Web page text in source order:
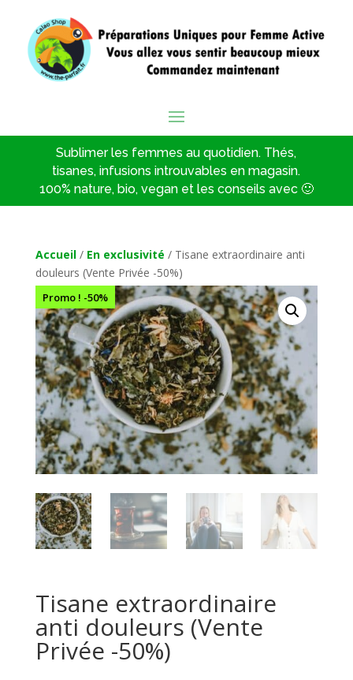
Sublimer les femmes au quotidien. Thés,
tisanes, infusions introuvables en magasin.
100% nature, bio, vegan et les conseils avec 🙂
Accueil/ En exclusivité / Tisane extraordinaire anti
douleurs (Vente Privée -50%)
Promo ! -50%
Tisane extraordinaire
anti douleurs (Vente
Privée -50%)